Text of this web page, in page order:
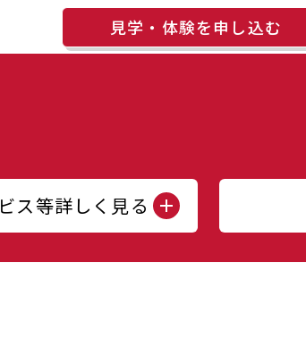
見学・体験を申し込む
ス等詳しく見る